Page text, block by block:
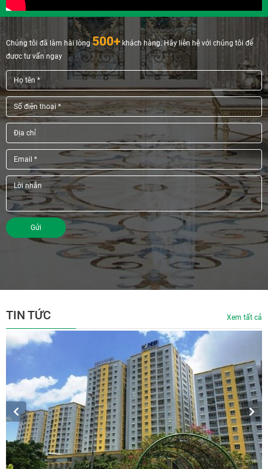
Chúng tôi đã làm hài lòng500+ khách hàng. Hãy liên hệ với chúng tôi để
được tư vấn ngay
Gửi
TIN TỨC Xem tất cả